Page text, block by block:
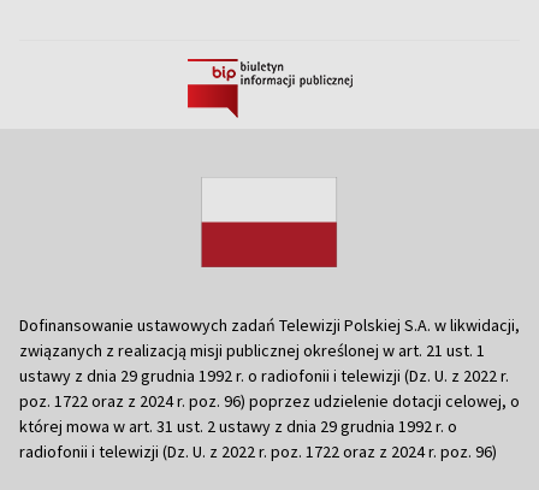
Dofinansowanie ustawowych zadań Telewizji Polskiej S.A. w likwidacji,
związanych z realizacją misji publicznej określonej w art. 21 ust. 1
ustawy z dnia 29 grudnia 1992 r. o radiofonii i telewizji (Dz. U. z 2022 r.
poz. 1722 oraz z 2024 r. poz. 96) poprzez udzielenie dotacji celowej, o
której mowa w art. 31 ust. 2 ustawy z dnia 29 grudnia 1992 r. o
radiofonii i telewizji (Dz. U. z 2022 r. poz. 1722 oraz z 2024 r. poz. 96)